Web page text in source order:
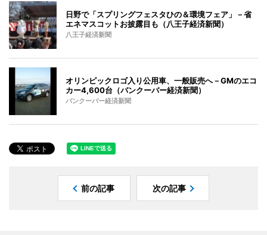
日野で「スプリングフェスタひの＆環境フェア」－省
エネマスコットお披露目も（八王子経済新聞）
八王子経済新聞
オリンピックロゴ入り公用車、一般販売へ－GMのエコ
カー4,600台（バンクーバー経済新聞）
バンクーバー経済新聞
前の記事 次の記事